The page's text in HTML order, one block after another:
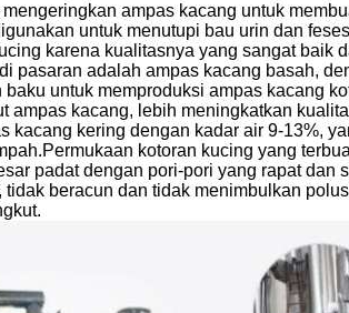
ampas kacang untuk
untuk menutupi bau urin dan
karena kualitasnya yang sangat baik
pasaran adalah ampas kacang basah,
untuk memproduksi ampas kacang
ampas kacang, lebih meningkatkan
kacang kering dengan kadar air 9-13%,
kotoran kucing yang
padat dengan pori-pori yang rapat dan
beracun dan tidak menimbulkan